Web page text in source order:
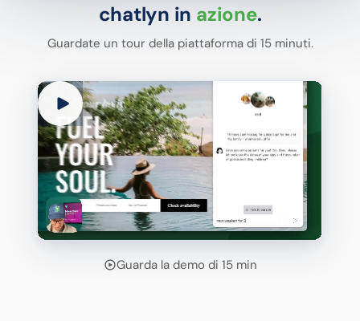
chatlyn in azione.
Guardate un tour della piattaforma di 15 minuti.
Guarda la demo di 15 min